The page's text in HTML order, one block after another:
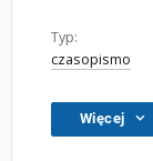
Typ:
czasopismo
Więcej